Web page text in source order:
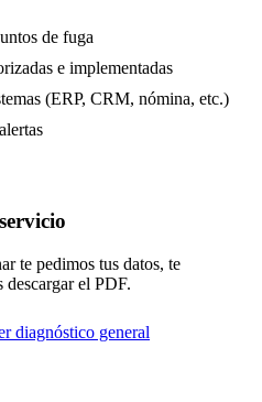
de fuga
e implementadas
(ERP, CRM, nómina, etc.)
te pedimos tus datos, te
descargar el PDF.
diagnóstico general